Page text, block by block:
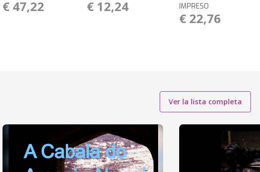
€ 47,22 € 12,24 IMPRESO
€ 22,76
Ver la lista completa